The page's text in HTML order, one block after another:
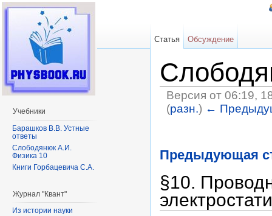
Версия от 06:19,
(разн.) ←
Предыдующая
§10.
Статья Обсуждение
Учебники
Барашков В.В. Устные
ответы
Слободянюк А.И.
Физика 10
Книги Горбацевича С.А.
Журнал "Квант"
Из истории науки